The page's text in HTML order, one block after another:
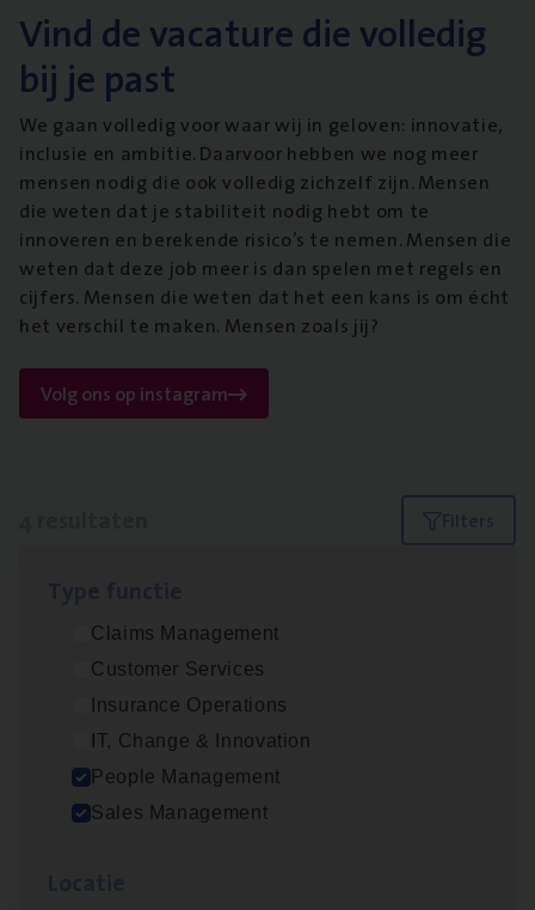
Vind de vacature die volledig
bij je past
We gaan volledig voor waar wij in geloven: innovatie,
inclusie en ambitie. Daarvoor hebben we nog meer
mensen nodig die ook volledig zichzelf zijn. Mensen
die weten dat je stabiliteit nodig hebt om te
innoveren en berekende risico’s te nemen. Mensen die
weten dat deze job meer is dan spelen met regels en
cijfers. Mensen die weten dat het een kans is om écht
het verschil te maken. Mensen zoals jij?
Volg ons op instagram
Filters
Claims Management
Customer Services
Insurance Operations
IT, Change & Innovation
People Management
Sales Management
Insu­ran­ce Bro­ker Trans­port
Antwerpen
Busi­ness Mana­ger Mari­ne Cargo